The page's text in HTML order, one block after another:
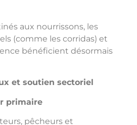
aux nourrissons, les
(comme les corridas) et
bénéficient désormais
et soutien sectoriel
primaire
pêcheurs et